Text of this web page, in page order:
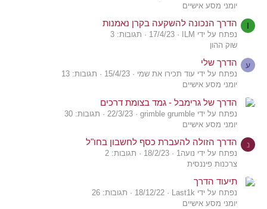
יומני מסע אישיים
I הדרך הנכונה להשקעה בקרן נאמנות
נפתח על ידי ILM 17/4/23
תגובות: 3
שוק ההון
ע הדרך שלי
נפתח על ידי עוד תכירו את שמי 15/4/23
תגובות: 13
יומני מסע אישיים
הדרך של גרימבל - גמד בצומת דרכים
נפתח על ידי grimble grumble 22/3/23
תגובות: 30
יומני מסע אישיים
נ הדרך הזולה להעברת כסף לחשבון בחו"ל
נפתח על ידי נועה1 18/2/23
תגובות: 2
צרכנות פיננסית
תיעוד הדרך
נפתח על ידי Last1k 18/12/22
תגובות: 26
יומני מסע אישיים